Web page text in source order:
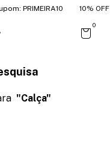
10% OFF na
0
"Calça"